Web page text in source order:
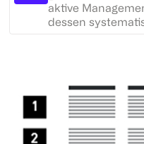
aktive
dessen